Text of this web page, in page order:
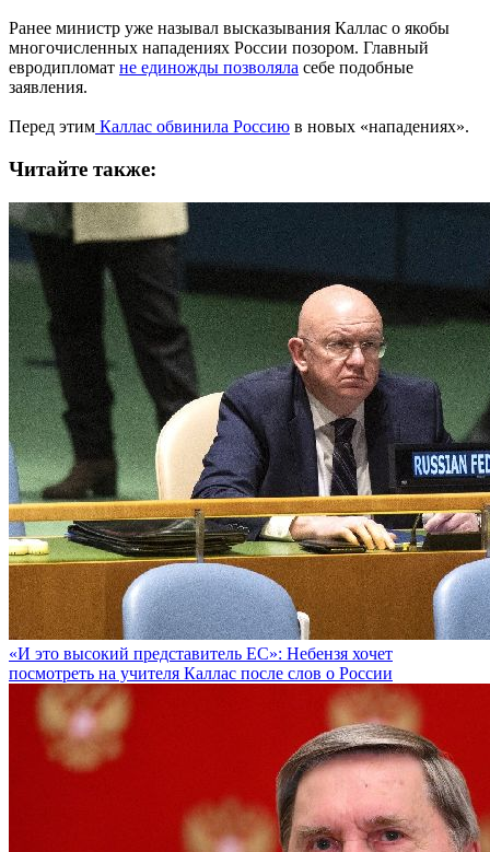
Ранее министр уже называл высказывания Каллас о якобы
многочисленных нападениях России позором. Главный
евродипломат не единожды позволяла себе подобные
заявления.
Перед этим Каллас обвинила Россию в новых «нападениях».
Читайте также:
«И это высокий представитель ЕС»: Небензя хочет
посмотреть на учителя Каллас после слов о России